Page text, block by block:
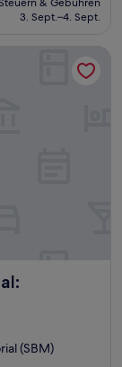
beträgt
3. Sept.–4. Sept.
Abode!
(SBM)